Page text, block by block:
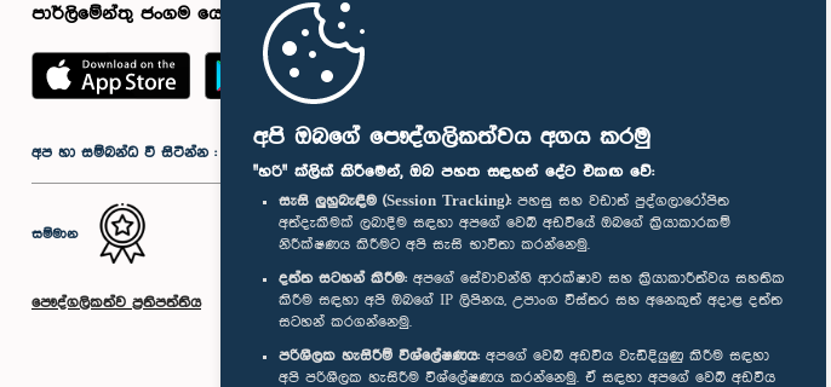
අපි ඔබගේ පෞද්ගලිකත්වය අගය කරමු
"හරි" ක්ලික් කිරීමෙන්, ඔබ පහත සඳහන් දේට එකඟ වේ:
සැසි ලුහුබැඳීම (Session Tracking): පහසු සහ වඩාත් පුද්ගලාරෝපිත
අත්දැකීමක් ලබාදීම සඳහා අපගේ වෙබ් අඩවියේ ඔබගේ ක්‍රියාකාරකම්
නිරීක්ෂණය කිරීමට අපි සැසි භාවිතා කරන්නෙමු.
දත්ත සටහන් කිරීම: අපගේ සේවාවන්හි ආරක්ෂාව සහ ක්‍රියාකාරීත්වය සහතික
කිරීම සඳහා අපි ඔබගේ IP ලිපිනය, උපාංග විස්තර සහ අනෙකුත් අදාළ දත්ත
සටහන් කරගන්නෙමු.
පරිශීලක හැසිරීම් විශ්ලේෂණය: අපගේ වෙබ් අඩවිය වැඩිදියුණු කිරීම සඳහා
අපි පරිශීලක හැසිරීම විශ්ලේෂණය කරන්නෙමු. ඒ සඳහා අපගේ වෙබ් අඩවිය
පාර්ලිමේන්තු ජංගම යෙදුම
අප හා සම්බන්ධ වී සිටින්න :
සම්මාන
පෞද්ගලිකත්ව ප්‍රතිපත්තිය